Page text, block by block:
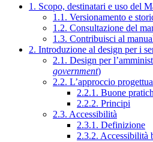
1. Scopo, destinatari e uso del
1.1. Versionamento e
1.2. Consultazione del
1.3. Contribuisci al
2. Introduzione al design per i
2.1. Design per
government)
2.2. L’approccio
2.2.1. Buone
2.2.2. Principi
2.3. Accessibilità
2.3.1. Definizione
2.3.2. Accessibilità